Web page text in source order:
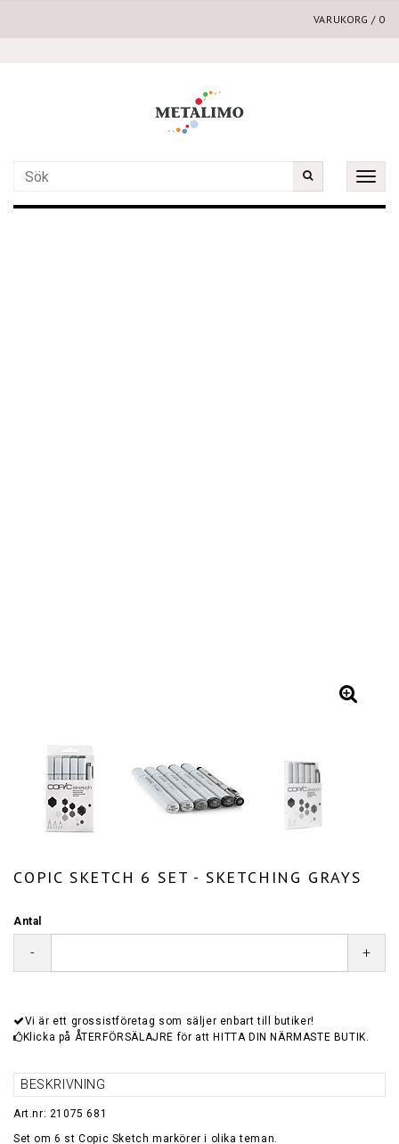
VARUKORG / 0
Toggle
COPIC SKETCH 6 SET - SKETCHING GRAYS
Antal
- +
Vi är ett grossistföretag som säljer enbart till butiker!
Klicka på ÅTERFÖRSÄLAJRE för att HITTA DIN NÄRMASTE BUTIK.
BESKRIVNING
Art.nr: 21075 681
Set om 6 st Copic Sketch markörer i olika teman.